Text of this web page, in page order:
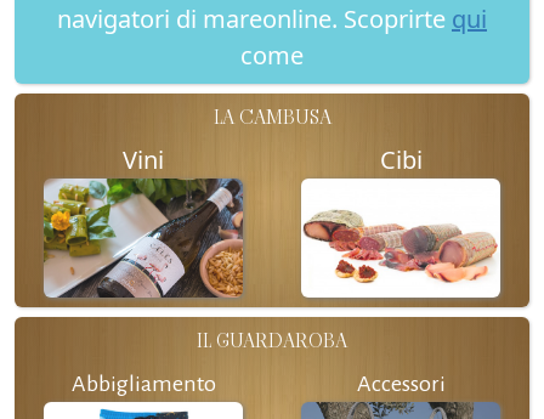
navigatori di mareonline. Scoprirte qui
come
LA CAMBUSA
Vini Cibi
IL GUARDAROBA
Abbigliamento Accessori